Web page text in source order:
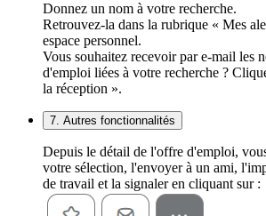
Donnez un nom à votre recherche.
Retrouvez-la dans la rubrique « Mes
espace personnel.
Vous souhaitez recevoir par e-mail les
d'emploi liées à votre recherche ?
la réception ».
7. Autres fonctionnalités
Depuis le détail de l'offre d'emploi,
votre sélection, l'envoyer à un ami,
de travail et la signaler en cliquant sur :